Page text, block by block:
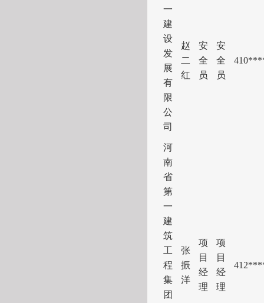
一
建
设
发
展
有
限
公
司
赵
二
红
安
全
员
安
全
员
41
河
南
省
第
一
建
筑
工
程
集
团
张
振
洋
项
目
经
理
项
目
经
理
41